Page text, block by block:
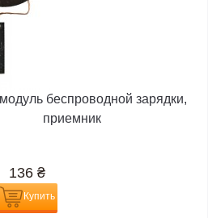
беспроводной зарядки,
приемник
136 ₴
Купить